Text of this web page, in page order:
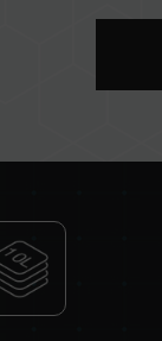
용량
환
메모
파